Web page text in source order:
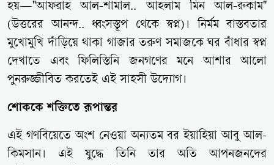
হয়—"আফরাহ আল-শামাল.. আহলাম মিন আল-রুকাম"
(উত্তরের আনন্দ.. ধ্বংসস্তূপ থেকে স্বপ্ন)। নির্মম বাস্তবতার
মুখোমুখি দাঁড়িয়ে থাকা গাজার তরুণ সমাজকে ঘর বাঁধার স্বপ্ন
দেখাতে এবং ফিলিস্তিনি জনগণের মনে আশার আলো
পুনরুজ্জীবিত করতেই এই সাহসী উদ্যোগ।
শোককে শক্তিতে রূপান্তর
এই গণবিয়েতে অংশ নেওয়া অন্যতম বর ইয়াহিয়া আবু আল-
কিমসান। এই যুদ্ধে তিনি তার অতি আপনজনদের